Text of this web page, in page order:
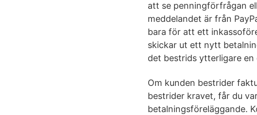
att se penningförfrågan
meddelandet är från
bara för att ett
skickar ut ett nytt
det bestrids ytterligare en
Om kunden bestrider
bestrider kravet, får du
betalningsföreläggande.